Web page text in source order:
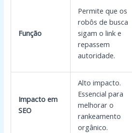
Função
Permite que os
robôs de busca
sigam o link e
repassem
autoridade.
Impacto em
SEO
Alto impacto.
Essencial para
melhorar o
rankeamento
orgânico.